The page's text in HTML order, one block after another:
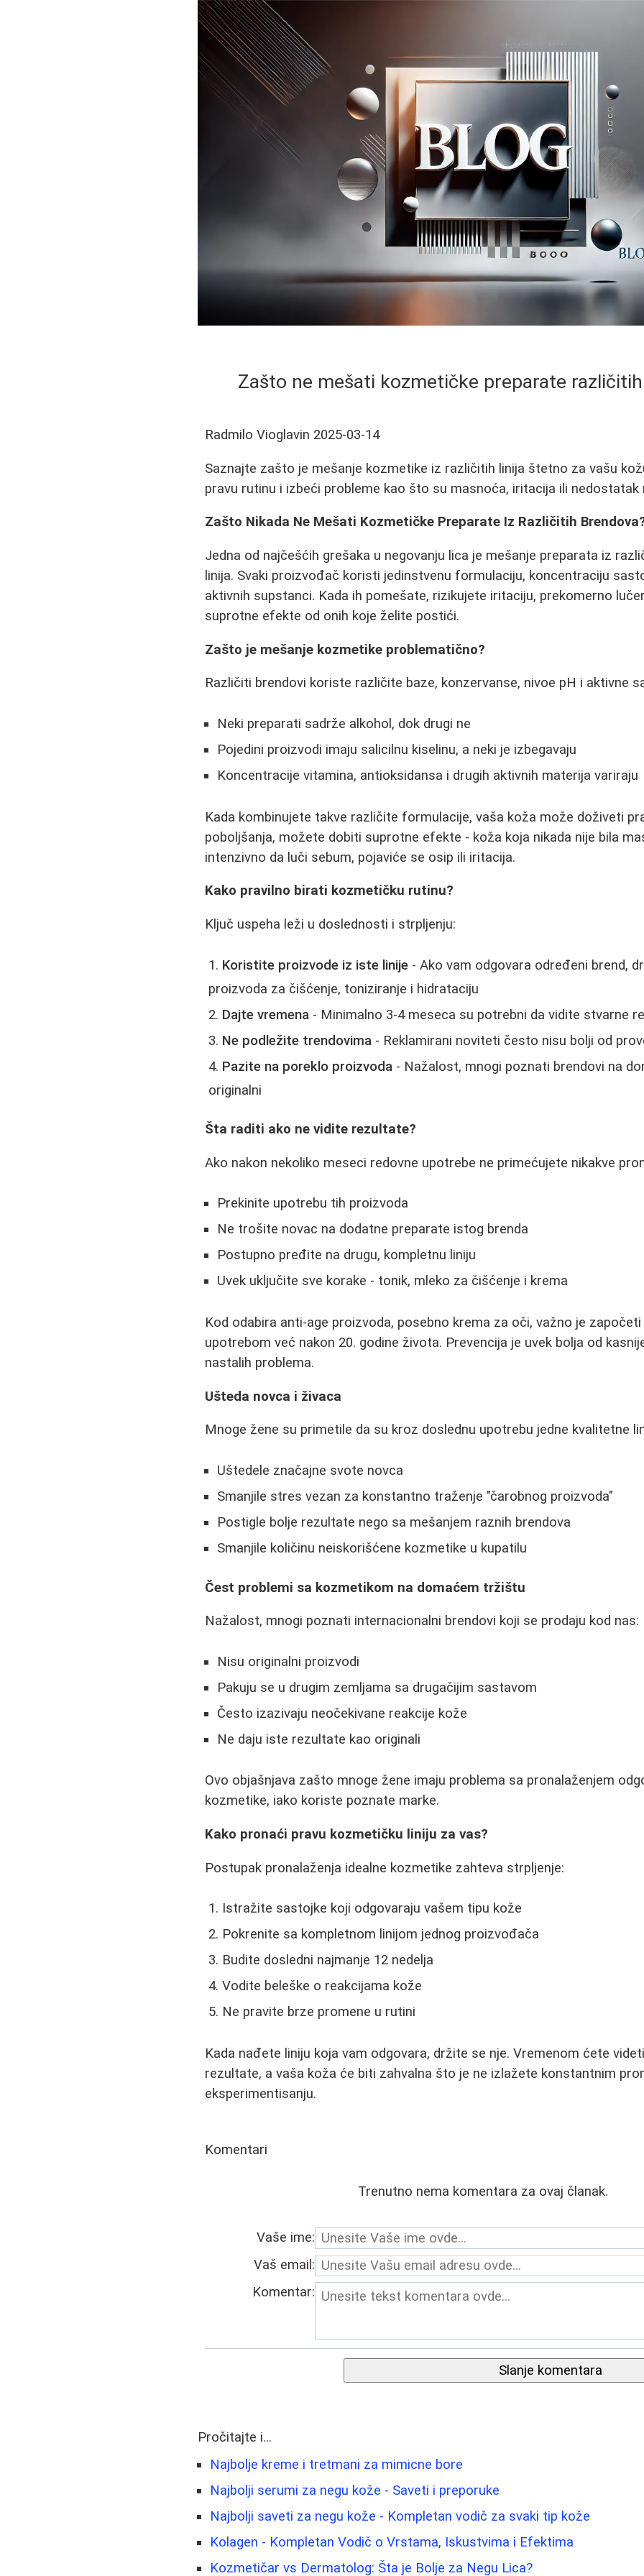
Zašto ne mešati kozmetičke preparate
Radmilo Vioglavin 2025-03-14
Saznajte zašto je mešanje kozmetike iz različitih linija štetno za vašu
pravu rutinu i izbeći probleme kao što su masnoća, iritacija ili nedostatak
Zašto Nikada Ne Mešati Kozmetičke Preparate Iz Različitih
Jedna od najčešćih grešaka u negovanju lica je mešanje preparata iz
linija. Svaki proizvođač koristi jedinstvenu formulaciju, koncentraciju
aktivnih supstanci. Kada ih pomešate, rizikujete iritaciju, prekomerno
suprotne efekte od onih koje želite postići.
Zašto je mešanje kozmetike problematično?
Različiti brendovi koriste različite baze, konzervanse, nivoe pH i aktivne
Neki preparati sadrže alkohol, dok drugi ne
Pojedini proizvodi imaju salicilnu kiselinu, a neki je izbegavaju
Koncentracije vitamina, antioksidansa i drugih aktivnih materija variraju
Kada kombinujete takve različite formulacije, vaša koža može doživeti
poboljšanja, možete dobiti suprotne efekte - koža koja nikada nije bila
intenzivno da luči sebum, pojaviće se osip ili iritacija.
Kako pravilno birati kozmetičku rutinu?
Ključ uspeha leži u doslednosti i strpljenju:
Koristite proizvode iz iste linije - Ako vam odgovara određeni brend,
proizvoda za čišćenje, toniziranje i hidrataciju
Dajte vremena - Minimalno 3-4 meseca su potrebni da vidite stvarne
Ne podležite trendovima - Reklamirani noviteti često nisu bolji od
Pazite na poreklo proizvoda - Nažalost, mnogi poznati brendovi na
originalni
Šta raditi ako ne vidite rezultate?
Ako nakon nekoliko meseci redovne upotrebe ne primećujete nikakve
Prekinite upotrebu tih proizvoda
Ne trošite novac na dodatne preparate istog brenda
Postupno pređite na drugu, kompletnu liniju
Uvek uključite sve korake - tonik, mleko za čišćenje i krema
Kod odabira anti-age proizvoda, posebno krema za oči, važno je
upotrebom već nakon 20. godine života. Prevencija je uvek bolja od
nastalih problema.
Ušteda novca i živaca
Mnoge žene su primetile da su kroz doslednu upotrebu jedne kvalitetne
Uštedele značajne svote novca
Smanjile stres vezan za konstantno traženje "čarobnog proizvoda"
Postigle bolje rezultate nego sa mešanjem raznih brendova
Smanjile količinu neiskorišćene kozmetike u kupatilu
Čest problemi sa kozmetikom na domaćem tržištu
Nažalost, mnogi poznati internacionalni brendovi koji se prodaju kod nas:
Nisu originalni proizvodi
Pakuju se u drugim zemljama sa drugačijim sastavom
Često izazivaju neočekivane reakcije kože
Ne daju iste rezultate kao originali
Ovo objašnjava zašto mnoge žene imaju problema sa pronalaženjem
kozmetike, iako koriste poznate marke.
Kako pronaći pravu kozmetičku liniju za vas?
Postupak pronalaženja idealne kozmetike zahteva strpljenje:
Istražite sastojke koji odgovaraju vašem tipu kože
Pokrenite sa kompletnom linijom jednog proizvođača
Budite dosledni najmanje 12 nedelja
Vodite beleške o reakcijama kože
Ne pravite brze promene u rutini
Kada nađete liniju koja vam odgovara, držite se nje. Vremenom ćete
rezultate, a vaša koža će biti zahvalna što je ne izlažete konstantnim
eksperimentisanju.
Komentari
Trenutno nema komentara za ovaj članak.
Vaše ime:
Vaš email:
Komentar:
Slanje komentara
Pročitajte i...
Najbolje kreme i tretmani za mimicne bore
Najbolji serumi za negu kože - Saveti i preporuke
Najbolji saveti za negu kože - Kompletan vodič za svaki tip kože
Kolagen - Kompletan Vodič o Vrstama, Iskustvima i Efektima
Kozmetičar vs Dermatolog: Šta je Bolje za Negu Lica?